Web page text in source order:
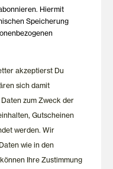
E-MailsHiermit
akzeptierst Du
sich damit
zum Zweck der
Gutscheinen
werden. Wir
wie in den
Ihre Zustimmung